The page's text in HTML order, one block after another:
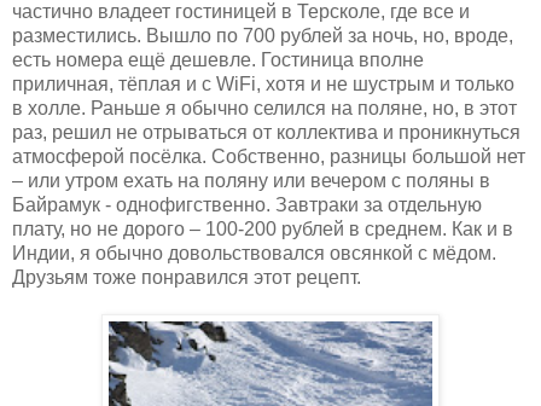
частично владеет гостиницей в Терсколе, где все и
разместились. Вышло по 700 рублей за ночь, но, вроде,
есть номера ещё дешевле. Гостиница вполне
приличная, тёплая и с WiFi, хотя и не шустрым и только
в холле. Раньше я обычно селился на поляне, но, в этот
раз, решил не отрываться от коллектива и проникнуться
атмосферой посёлка. Собственно, разницы большой нет
– или утром ехать на поляну или вечером с поляны в
Байрамук - однофигственно. Завтраки за отдельную
плату, но не дорого – 100-200 рублей в среднем. Как и в
Индии, я обычно довольствовался овсянкой с мёдом.
Друзьям тоже понравился этот рецепт.